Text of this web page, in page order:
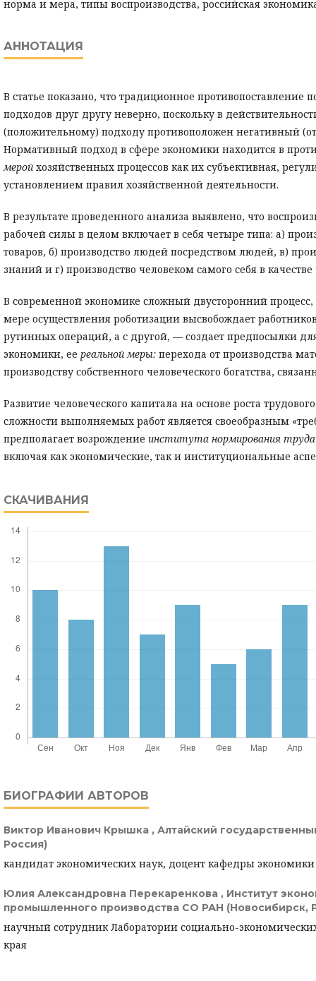
норма и мера, типы воспроизводства, российская
АННОТАЦИЯ
В статье показано, что традиционное противопоставление
подходов друг другу неверно, поскольку в
(положительному) подходу противоположен негативный
Нормативный подход в сфере экономики находится в
мерой хозяйственных процессов как их субъективная,
установлением правил хозяйственной деятельности.
В результате проведенного анализа выявлено, что
рабочей силы в целом включает в себя четыре типа: а)
товаров, б) производство людей посредством людей, в)
знаний и г) производство человеком самого себя в качестве
В современной экономике сложный двусторонний
мере осуществления роботизации высвобождает
рутинных операций, а с другой, — создает предпосылки
экономики, ее реальной меры: перехода от производства
производству собственного человеческого богатства,
Развитие человеческого капитала на основе роста
сложности выполняемых работ является своеобразным
предполагает возрождение института нормирования труда
включая как экономические, так и институциональные
СКАЧИВАНИЯ
БИОГРАФИИ АВТОРОВ
Виктор Иванович Крышка , Алтайский
Россия)
кандидат экономических наук, доцент кафедры
Юлия Александровна Перекаренкова , Институт
промышленного производства СО РАН (Новосибирск,
научный сотрудник Лаборатории социально-
края